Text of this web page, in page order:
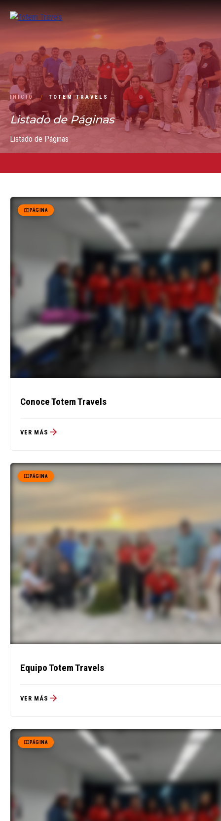
INICIO TOTEM TRAVELS
Listado de Páginas
Listado de Páginas
PÁGINA
Conoce Totem Travels
VER MÁS
PÁGINA
Equipo Totem Travels
VER MÁS
PÁGINA